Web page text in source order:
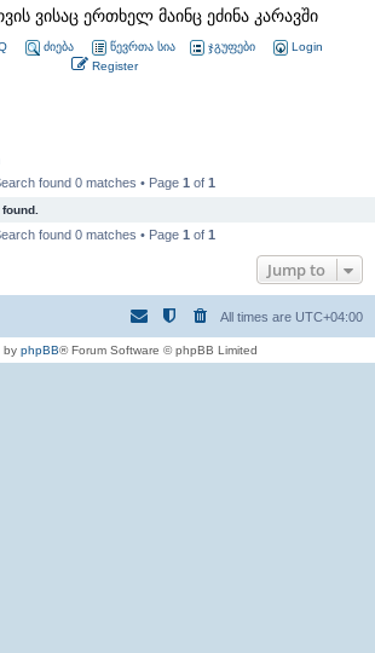
ვისაც ერთხელ მაინც ეძინა კარავში
ძიება წევრთა სია ჯგუფები
Login
Register
found 0 matches • Page 1 of 1
found 0 matches • Page 1 of 1
Jump to
All times are UTC+04:00
by phpBB® Forum Software © phpBB Limited